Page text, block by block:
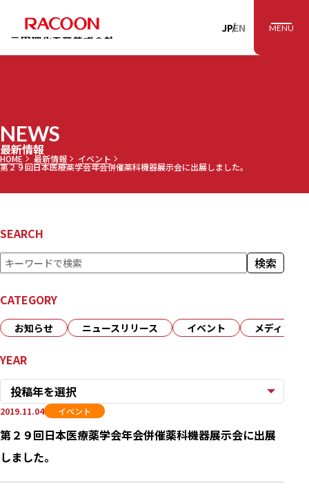
RACOON 三田理
JPEN MENU
NEWS
最新情報
HOME 最新情報 イベント
第２９回日本医療薬学会年会併催薬科機器展示会に出展しました。
SEARCH
検
索 検索
CATEGORY
お知らせ ニュースリリース イベント メディア
YEAR
投稿年を選択
第２９回日本医療薬学会年会併催薬科機器展示会に出展
しました。
2019.11.04 イベント